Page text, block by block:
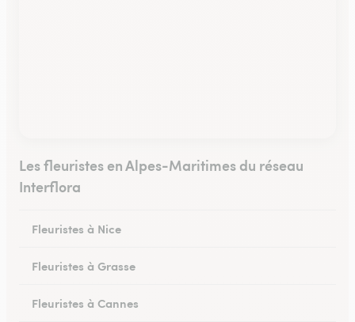
Les fleuristes en Alpes-Maritimes du réseau
Interflora
Fleuristes à Nice
Fleuristes à Grasse
Fleuristes à Cannes